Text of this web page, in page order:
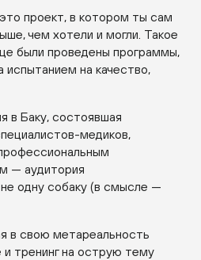
проект, в котором ты сам
чем хотели и могли. Такое
были проведены программы,
испытанием на качество,
в Баку, состоявшая
медиков,
— аудитория
одну собаку (в смысле —
в свою метареальность
и тренинг на острую тему